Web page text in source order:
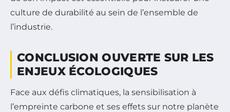
culture de durabilité au sein de l’ensemble de
l’industrie.
CONCLUSION OUVERTE SUR LES
ENJEUX ÉCOLOGIQUES
Face aux défis climatiques, la sensibilisation à
l’empreinte carbone et ses effets sur notre planète